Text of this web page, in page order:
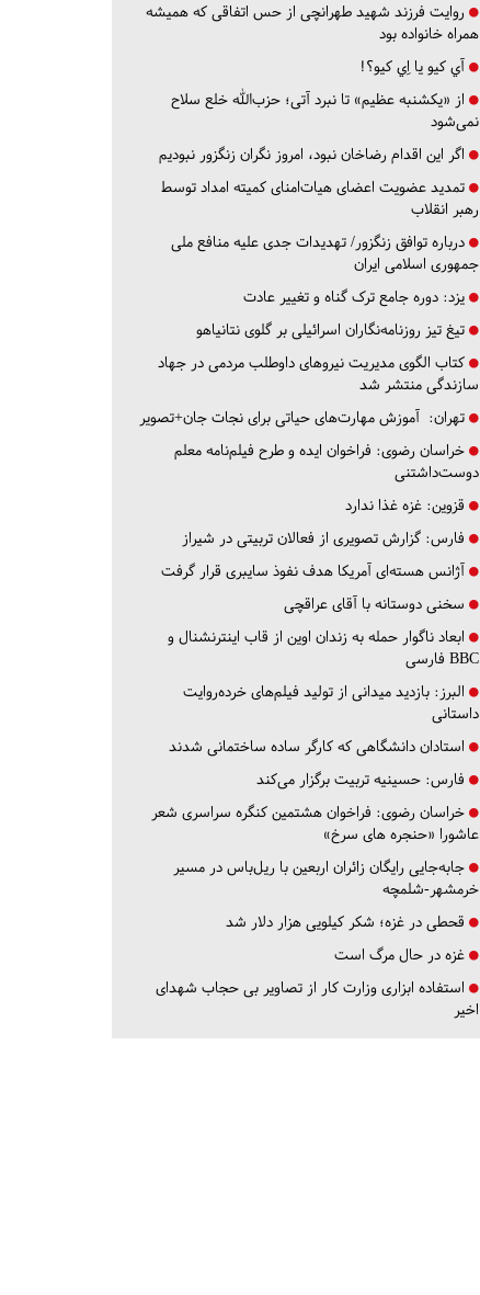
روایت فرزند شهید طهرانچی از حس اتفاقی که همیشه
همراه خانواده بود
آي كيو يا اِي كيو؟!
از «یکشنبه عظیم» تا نبرد آتی؛ حزب‌الله خلع سلاح
نمی‌شود
اگر این اقدام رضاخان نبود، امروز نگران زنگزور نبودیم
تمدید عضویت اعضای هیات‌امنای کمیته امداد توسط
رهبر انقلاب
درباره توافق زنگزور/ تهدیدات جدی علیه منافع ملی
جمهوری اسلامی ایران
یزد: دوره جامع ترک گناه و تغییر عادت
تیغ تیز روزنامه‌نگاران اسرائیلی بر گلوی نتانیاهو
کتاب الگوی مدیریت نیروهای داوطلب مردمی در جهاد
سازندگی منتشر شد
تهران: آموزش مهارت‌های حیاتی برای نجات جان+تصویر
خراسان رضوی: فراخوان ایده و طرح فیلم‌نامه معلم
دوست‌داشتنی
قزوین: غزه غذا ندارد
فارس: گزارش تصویری از فعالان تربیتی در شیراز
آژانس هسته‌ای آمریکا هدف نفوذ سایبری قرار گرفت
سخنی دوستانه با آقای عراقچی
ابعاد ناگوار حمله به زندان اوین از قاب اینترنشنال و
BBC فارسی
البرز: بازدید میدانی از تولید فیلم‌های خرده‌روایت
داستانی
استادان دانشگاهی که کارگر ساده ساختمانی شدند
فارس: حسینیه تربیت برگزار می‌کند
خراسان رضوی: فراخوان هشتمین کنگره سراسری شعر
عاشورا «حنجره های سرخ»
جابه‌جایی رایگان زائران اربعین با ریل‌باس در مسیر
خرمشهر-شلمچه
قحطی در غزه؛ شکر کیلویی هزار دلار شد
غزه در حال مرگ است
استفاده ابزاری وزارت کار از تصاویر بی حجاب شهدای
اخیر